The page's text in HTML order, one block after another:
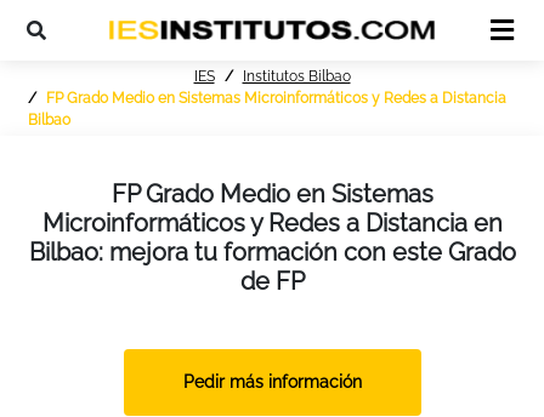
IES
Institutos Bilbao
FP Grado Medio en Sistemas Microinformáticos y Redes a Distancia
Bilbao
FP Grado Medio en Sistemas
Microinformáticos y Redes a Distancia en
Bilbao: mejora tu formación con este Grado
de FP
Pedir más información